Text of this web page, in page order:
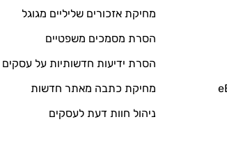
מחיקת אזכורים שליליים מגוגל
הסרת מסמכים משפטיים
הסרת ידיעות חדשותיות על עסקים
מחיקת כתבה מאתר חדשות
ניהול חוות דעת לעסקים